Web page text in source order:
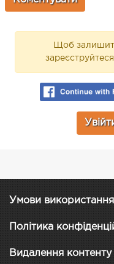
Щоб
Умови використання
Політика
Видалення контенту